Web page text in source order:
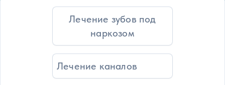
Лечение зубов под
наркозом
Лечение каналов